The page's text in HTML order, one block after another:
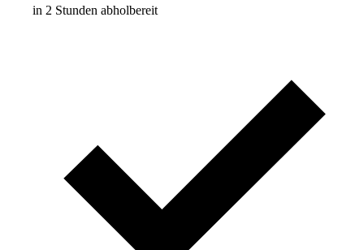
in 2 Stunden abholbereit